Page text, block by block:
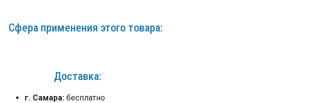
Сфера применения этого товара:
Доставка:
г. Самара:бесплатно